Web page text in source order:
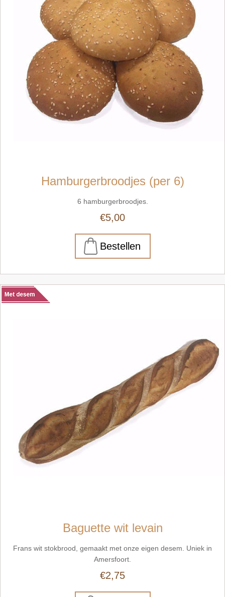
Hamburgerbroodjes (per 6)
6 hamburgerbroodjes.
€5,00
Baguette wit levain
Frans wit stokbrood, gemaakt met onze eigen desem. Uniek in
Amersfoort.
€2,75